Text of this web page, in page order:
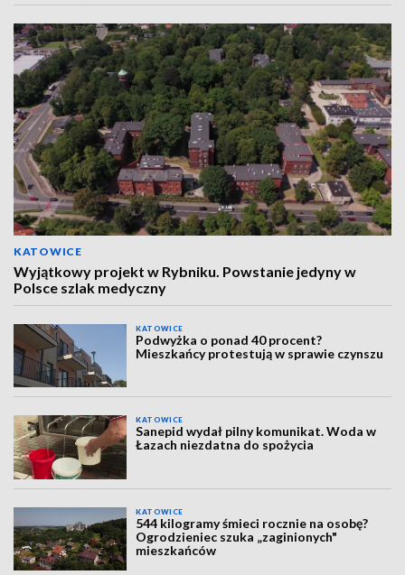
KATOWICE
Wyjątkowy projekt w Rybniku. Powstanie jedyny w
Polsce szlak medyczny
KATOWICE
Podwyżka o ponad 40 procent?
Mieszkańcy protestują w sprawie czynszu
KATOWICE
Sanepid wydał pilny komunikat. Woda w
Łazach niezdatna do spożycia
KATOWICE
544 kilogramy śmieci rocznie na osobę?
Ogrodzieniec szuka „zaginionych"
mieszkańców